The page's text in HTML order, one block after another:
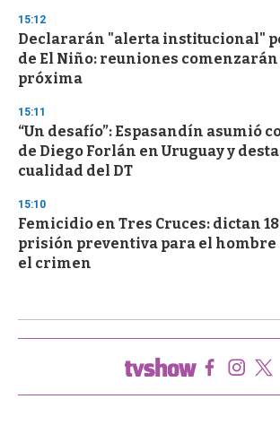
15:12
Declararán "alerta institucional"
de El Niño: reuniones
próxima
15:11
“Un desafío”: Espasandín asumió
de Diego Forlán en Uruguay y
cualidad del DT
15:10
Femicidio en Tres Cruces: dictan
prisión preventiva para el hombre
el crimen